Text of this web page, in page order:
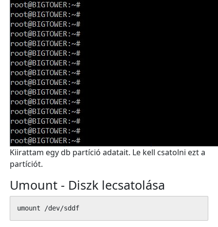
Kiirattam egy db partíció adatait. Le kell csatolni ezt a
partíciót.
Umount - Diszk lecsatolása
umount /dev/sddf